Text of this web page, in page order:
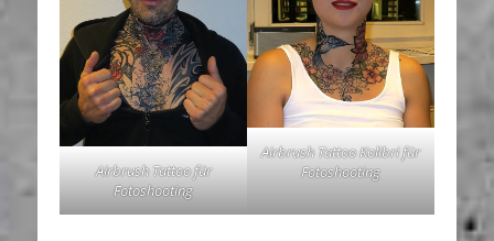
Airbrush Tattoo für
Fotoshooting
Airbrush Tattoo Kolibri für
Fotoshooting